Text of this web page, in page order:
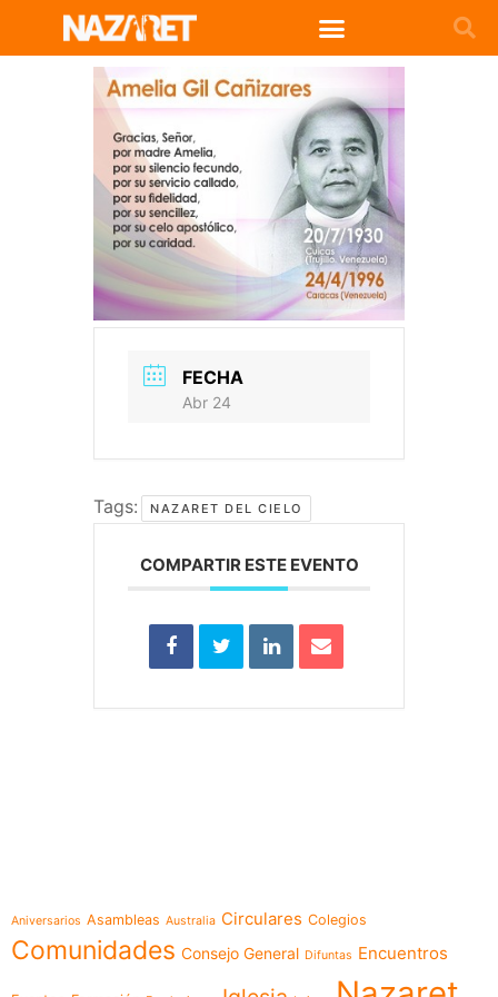
FECHA
Abr 24
Tags: NAZARET DEL CIELO
COMPARTIR ESTE EVENTO
Aniversarios Asambleas Australia Circulares Colegios
Comunidades Consejo General Difuntas Encuentros